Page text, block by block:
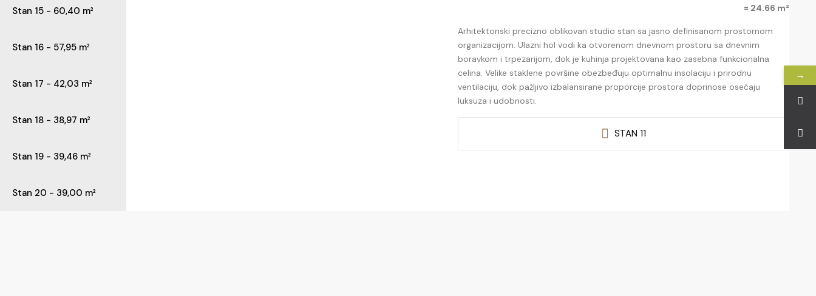
Stan 15 - 60,40 m²
Stan 16 - 57,95 m²
Stan 17 - 42,03 m²
Stan 18 - 38,97 m²
Stan 19 - 39,46 m²
Stan 20 - 39,00 m²
= 24.66 m²
Arhitektonski precizno oblikovan studio stan sa jasno definisanom prostornom
organizacijom. Ulazni hol vodi ka otvorenom dnevnom prostoru sa dnevnim
boravkom i trpezarijom, dok je kuhinja projektovana kao zasebna funkcionalna
celina. Velike staklene površine obezbeđuju optimalnu insolaciju i prirodnu
ventilaciju, dok pažljivo izbalansirane proporcije prostora doprinose osećaju
luksuza i udobnosti.
STAN 11
→